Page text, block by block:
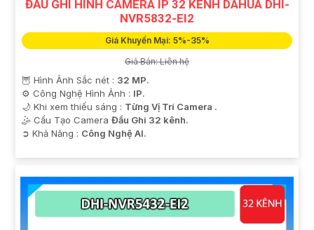
ĐẦU GHI HÌNH CAMERA IP 32 KÊNH DAHUA DHI-
NVR5832-EI2
Giá Khuyến Mại: 5%-35%
Giá Bán: Liên hệ
🦉 Hình Ảnh Sắc nét : 32 MP.
⚙ Công Nghệ Hình Ảnh : IP.
🌙 Khi xem thiếu sáng : Từng Vị Trí Camera .
🤹 Cấu Tạo Camera Đầu Ghi 32 kênh.
️➲ Khả Năng : Công Nghệ AI.